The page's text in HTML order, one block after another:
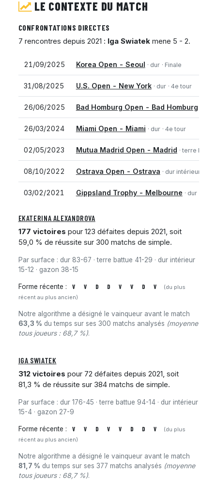
LE CONTEXTE DU MATCH
CONFRONTATIONS DIRECTES
7 rencontres depuis 2021 : Iga Swiatekmene 5 - 2.
21/09/2025 Korea Open - Seoul · dur · Finale
31/08/2025 U.S. Open - New York · dur · 4e tour
26/06/2025 Bad Homburg Open - Bad Homburg
26/03/2024 Miami Open - Miami · dur · 4e tour
02/05/2023 Mutua Madrid Open - Madrid · terre battue
08/10/2022 Ostrava Open - Ostrava · dur intérieur
03/02/2021 Gippsland Trophy - Melbourne · dur
EKATERINA ALEXANDROVA
177 victoires pour 123 défaites depuis 2021, soit
59,0 % de réussite sur 300 matchs de simple.
Par surface : dur 83-67 · terre battue 41-29 · dur intérieur
15-12 · gazon 38-15
Forme récente : V V D D V V D V
(du plus
récent au plus ancien)
Notre algorithme a désigné le vainqueur avant le match
63,3 % du temps sur ses 300 matchs analysés (moyenne
tous joueurs : 68,7 %).
IGA SWIATEK
312 victoires pour 72 défaites depuis 2021, soit
81,3 % de réussite sur 384 matchs de simple.
Par surface : dur 176-45 · terre battue 94-14 · dur intérieur
15-4 · gazon 27-9
Forme récente : V V D V V D D V
(du plus
récent au plus ancien)
Notre algorithme a désigné le vainqueur avant le match
81,7 % du temps sur ses 377 matchs analysés (moyenne
tous joueurs : 68,7 %).